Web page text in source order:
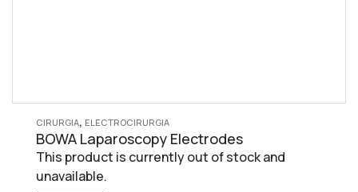
CIRURGIA, ELECTROCIRURGIA
BOWA Laparoscopy Electrodes
This product is currently out of stock and
unavailable.